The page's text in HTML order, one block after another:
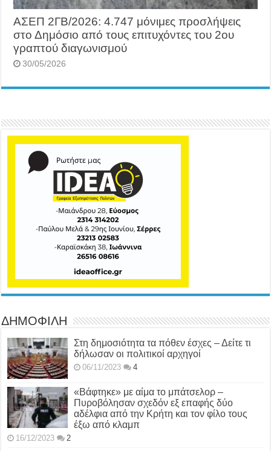
ΑΣΕΠ 2ΓΒ/2026: 4.747 μόνιμες προσλήψεις
στο Δημόσιο από τους επιτυχόντες του 2ου
γραπτού διαγωνισμού
30/05/2026
ΔΗΜΟΦΙΛΗ
Στη δημοσιότητα τα πόθεν έσχες – Δείτε τι
δήλωσαν οι πολιτικοί αρχηγοί
06/11/2023 4
«Βάφτηκε» με αίμα το μπάτσελορ –
Πυροβόλησαν σχεδόν εξ επαφής δύο
αδέλφια από την Κρήτη και τον φίλο τους
έξω από κλαμπ
16/12/2023 2